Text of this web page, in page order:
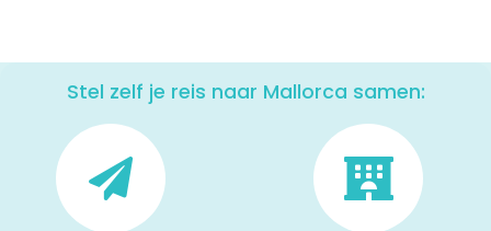
Stel zelf je reis naar Mallorca samen: